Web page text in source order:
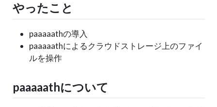
やったこと
paaaaathの導入
paaaaathによるクラウドストレージ上のファイ
ルを操作
paaaaathについて